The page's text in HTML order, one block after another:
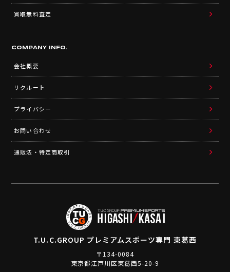
買取無料査定
COMPANY INFO.
会社概要
リクルート
プライバシー
お問い合わせ
通販法・特定商取引
T.U.C.GROUP プレミアムスポーツ専門 東葛西
〒134-0084
東京都江戸川区東葛西5-20-9